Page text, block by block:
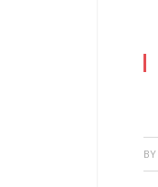
BY